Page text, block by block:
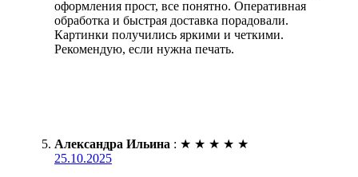
оформления прост, все понятно. Оперативная
обработка и быстрая доставка порадовали.
Картинки получились яркими и четкими.
Рекомендую, если нужна печать.
Александра Ильина : ★ ★ ★ ★ ★
25.10.2025